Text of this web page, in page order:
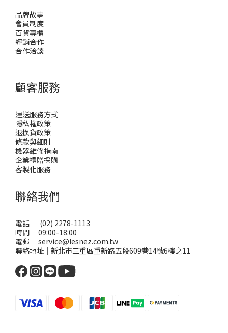
品牌故事
會員制度
百貨專櫃
經銷合作
合作洽談
顧客服務
運送服務方式
隱私權政策
退換貨政策
條款與細則
機器維修指南
企業禮贈採購
客製化服務
聯絡我們
電話 ｜ (02) 2278-1113
時間 ｜09:00-18:00
電郵 ｜service@lesnez.com.tw
聯絡地址｜新北市三重區重新路五段609巷14號6樓之11